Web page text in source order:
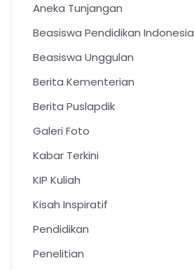
Aneka Tunjangan
Beasiswa Pendidikan Indonesia
Beasiswa Unggulan
Berita Kementerian
Berita Puslapdik
Galeri Foto
Kabar Terkini
KIP Kuliah
Kisah Inspiratif
Pendidikan
Penelitian